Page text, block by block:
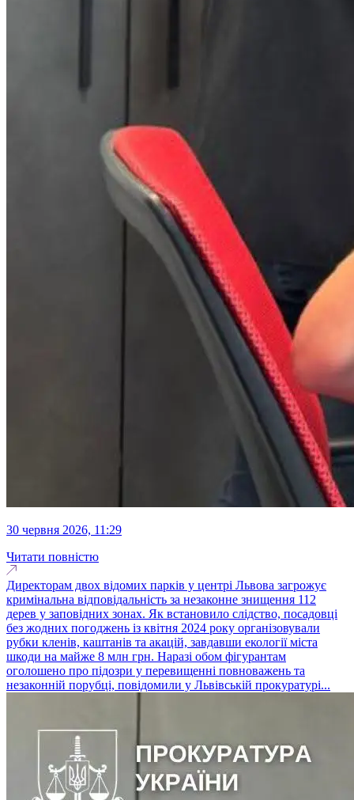
30 червня 2026, 11:29
Читати повністю
Директорам двох відомих парків у центрі Львова загрожує
кримінальна відповідальність за незаконне знищення 112
дерев у заповідних зонах. Як встановило слідство, посадовці
без жодних погоджень із квітня 2024 року організовували
рубки кленів, каштанів та акацій, завдавши екології міста
шкоди на майже 8 млн грн. Наразі обом фігурантам
оголошено про підозри у перевищенні повноважень та
незаконній порубці, повідомили у Львівській прокуратурі...